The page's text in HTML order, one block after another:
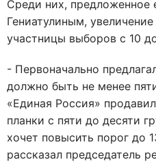
Среди них, предложенное
Гениатулиным,
участницы выборов с 10
- Первоначально
должно быть не менее
«Единая Россия»
планки с пяти до десяти
хочет повысить порог до
рассказал председатель